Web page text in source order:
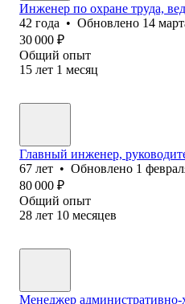
Инженер по охране труда,
42 года • Обновлено 14
30 000 ₽
Общий опыт
15 лет 1 месяц
Главный инженер,
67 лет • Обновлено 1
80 000 ₽
Общий опыт
28 лет 10 месяцев
Менеджер административно-